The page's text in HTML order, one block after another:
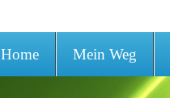
Home Mein Weg